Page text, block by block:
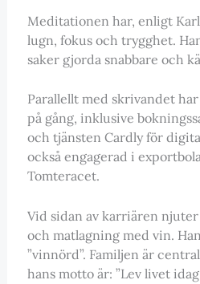
Meditationen har, enligt
lugn, fokus och trygghet.
saker gjorda snabbare och
Parallellt med skrivandet
på gång, inklusive
och tjänsten Cardly för
också engagerad i
Tomteracet.
Vid sidan av karriären njuter
och matlagning med vin.
”vinnörd”. Familjen är
hans motto är: ”Lev livet